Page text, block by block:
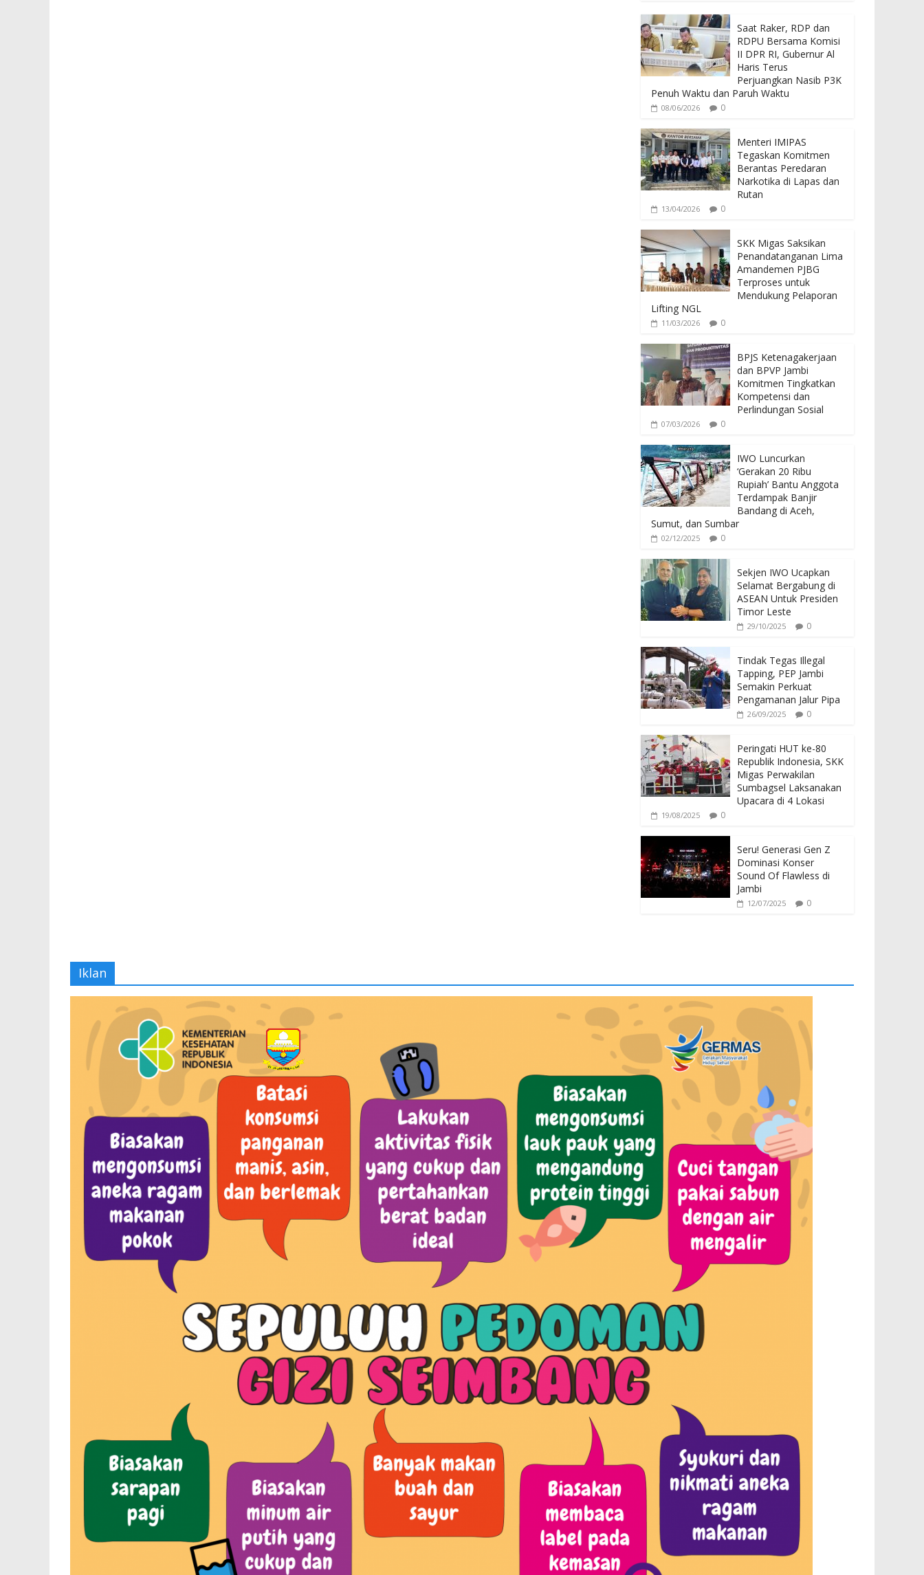
e
b
o
o
k
itt
er s
A
p
p
Saat Raker, RDP dan
RDPU Bersama Komisi
II DPR RI, Gubernur Al
Haris Terus
Perjuangkan Nasib P3K
Penuh Waktu dan Paruh Waktu
08/06/2026 0
Menteri IMIPAS
Tegaskan Komitmen
Berantas Peredaran
Narkotika di Lapas dan
Rutan
13/04/2026 0
SKK Migas Saksikan
Penandatanganan Lima
Amandemen PJBG
Terproses untuk
Mendukung Pelaporan
Lifting NGL
11/03/2026 0
BPJS Ketenagakerjaan
dan BPVP Jambi
Komitmen Tingkatkan
Kompetensi dan
Perlindungan Sosial
07/03/2026 0
IWO Luncurkan
‘Gerakan 20 Ribu
Rupiah’ Bantu Anggota
Terdampak Banjir
Bandang di Aceh,
Sumut, dan Sumbar
02/12/2025 0
Sekjen IWO Ucapkan
Selamat Bergabung di
ASEAN Untuk Presiden
Timor Leste
29/10/2025 0
Tindak Tegas Illegal
Tapping, PEP Jambi
Semakin Perkuat
Pengamanan Jalur Pipa
26/09/2025 0
Peringati HUT ke-80
Republik Indonesia, SKK
Migas Perwakilan
Sumbagsel Laksanakan
Upacara di 4 Lokasi
19/08/2025 0
Seru! Generasi Gen Z
Dominasi Konser
Sound Of Flawless di
Jambi
12/07/2025 0
Iklan